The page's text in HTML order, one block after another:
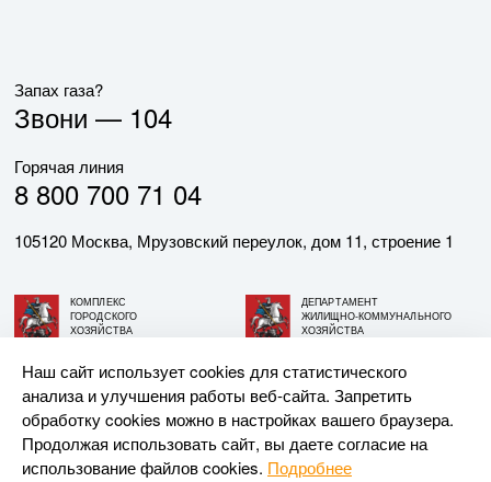
Запах газа?
Звони — 104
Горячая линия
8 800 700 71 04
105120 Москва, Мрузовский переулок, дом 11, строение 1
КОМПЛЕКС
ГОРОДСКОГО
ХОЗЯЙСТВА
ДЕПАРТАМЕНТ
ЖИЛИЩНО-КОММУНАЛЬНОГО
ХОЗЯЙСТВА
© АО «МОСГАЗ», 2026. При использовании материалов
ссылка на сайт обязательна.
Наш сайт использует cookies для статистического
анализа и улучшения работы веб-сайта. Запретить
обработку cookies можно в настройках вашего браузера.
Продолжая использовать сайт, вы даете согласие на
использование файлов cookies. Подробнее